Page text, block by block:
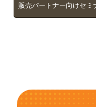
販売パートナー向けセミ